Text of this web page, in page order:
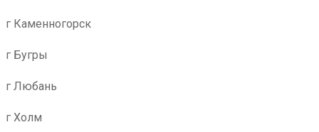
г Каменногорск
г Бугры
г Любань
г Холм